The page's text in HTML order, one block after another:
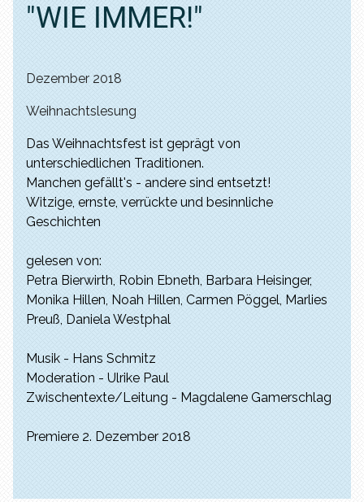
"WIE IMMER!"
Dezember 2018
Weihnachtslesung
Das Weihnachtsfest ist geprägt von
unterschiedlichen Traditionen.
Manchen gefällt's - andere sind entsetzt!
Witzige, ernste, verrückte und besinnliche
Geschichten
gelesen von:
Petra Bierwirth, Robin Ebneth, Barbara Heisinger,
Monika Hillen, Noah Hillen, Carmen Pöggel, Marlies
Preuß, Daniela Westphal
Musik - Hans Schmitz
Moderation - Ulrike Paul
Zwischentexte/Leitung - Magdalene Gamerschlag
Premiere 2. Dezember 2018